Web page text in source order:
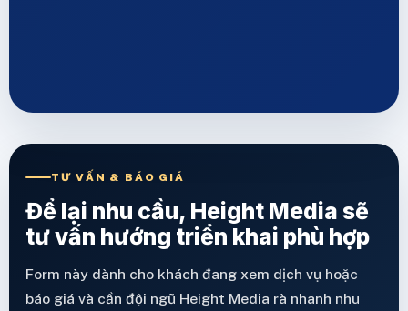
TƯ VẤN & BÁO GIÁ
Để lại nhu cầu, Height Media sẽ
tư vấn hướng triển khai phù hợp
Form này dành cho khách đang xem dịch vụ hoặc
báo giá và cần đội ngũ Height Media rà nhanh nhu